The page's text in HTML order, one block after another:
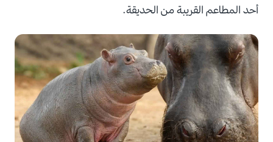
أحد المطاعم القريبة من الحديقة.